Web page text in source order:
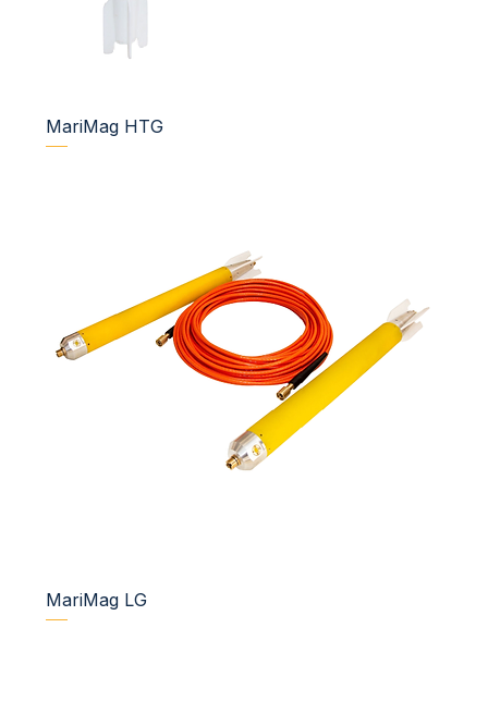
MariMag HTG
MariMag LG